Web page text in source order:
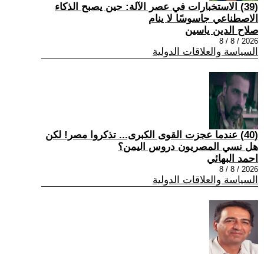
(39) الاستخبارات في عصر الآلة: حين يصبح الذكاء
الاصطناعي جاسوسًا لا ينام
صلاح الدين ياسين
2026 / 8 / 8
السياسة والعلاقات الدولية
(40) عندما عجزت القوى الكبرى... تذكروا مصر! لكن
هل نسي المصريون دروس اليمن؟
احمد البهائي
2026 / 8 / 8
السياسة والعلاقات الدولية